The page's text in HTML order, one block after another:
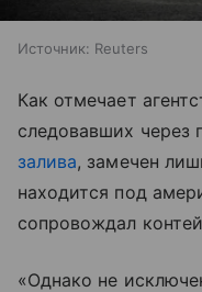
Источник: Reuters
Как отмечает
следовавших через
залива, замечен
находится под
сопровождал
«Однако не